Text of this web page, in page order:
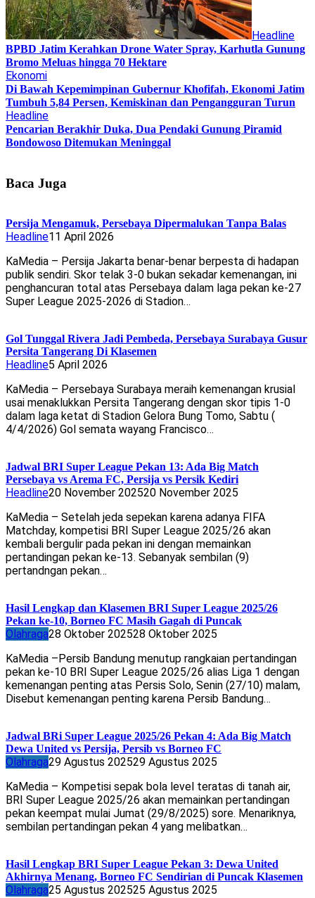
Headline
BPBD Jatim Kerahkan Drone Water Spray, Karhutla Gunung
Bromo Meluas hingga 70 Hektare
Ekonomi
Di Bawah Kepemimpinan Gubernur Khofifah, Ekonomi Jatim
Tumbuh 5,84 Persen, Kemiskinan dan Pengangguran Turun
Headline
Pencarian Berakhir Duka, Dua Pendaki Gunung Piramid
Bondowoso Ditemukan Meninggal
Baca Juga
Persija Mengamuk, Persebaya Dipermalukan Tanpa Balas
Headline11 April 2026
KaMedia – Persija Jakarta benar-benar berpesta di hadapan
publik sendiri. Skor telak 3-0 bukan sekadar kemenangan, ini
penghancuran total atas Persebaya dalam laga pekan ke-27
Super League 2025-2026 di Stadion…
Gol Tunggal Rivera Jadi Pembeda, Persebaya Surabaya Gusur
Persita Tangerang Di Klasemen
Headline5 April 2026
KaMedia – Persebaya Surabaya meraih kemenangan krusial
usai menaklukkan Persita Tangerang dengan skor tipis 1-0
dalam laga ketat di Stadion Gelora Bung Tomo, Sabtu (
4/4/2026) Gol semata wayang Francisco…
Jadwal BRI Super League Pekan 13: Ada Big Match
Persebaya vs Arema FC, Persija vs Persik Kediri
Headline20 November 202520 November 2025
KaMedia – Setelah jeda sepekan karena adanya FIFA
Matchday, kompetisi BRI Super League 2025/26 akan
kembali bergulir pada pekan ini dengan memainkan
pertandingan pekan ke-13. Sebanyak sembilan (9)
pertandngan pekan…
Hasil Lengkap dan Klasemen BRI Super League 2025/26
Pekan ke-10, Borneo FC Masih Gagah di Puncak
Olahraga28 Oktober 202528 Oktober 2025
KaMedia –Persib Bandung menutup rangkaian pertandingan
pekan ke-10 BRI Super League 2025/26 alias Liga 1 dengan
kemenangan penting atas Persis Solo, Senin (27/10) malam,
Disebut kemenangan penting karena Persib Bandung…
Jadwal BRi Super League 2025/26 Pekan 4: Ada Big Match
Dewa United vs Persija, Persib vs Borneo FC
Olahraga29 Agustus 202529 Agustus 2025
KaMedia – Kompetisi sepak bola level teratas di tanah air,
BRI Super League 2025/26 akan memainkan pertandingan
pekan keempat mulai Jumat (29/8/2025) sore. Menariknya,
sembilan pertandingan pekan 4 yang melibatkan…
Hasil Lengkap BRI Super League Pekan 3: Dewa United
Akhirnya Menang, Borneo FC Sendirian di Puncak Klasemen
Olahraga25 Agustus 202525 Agustus 2025